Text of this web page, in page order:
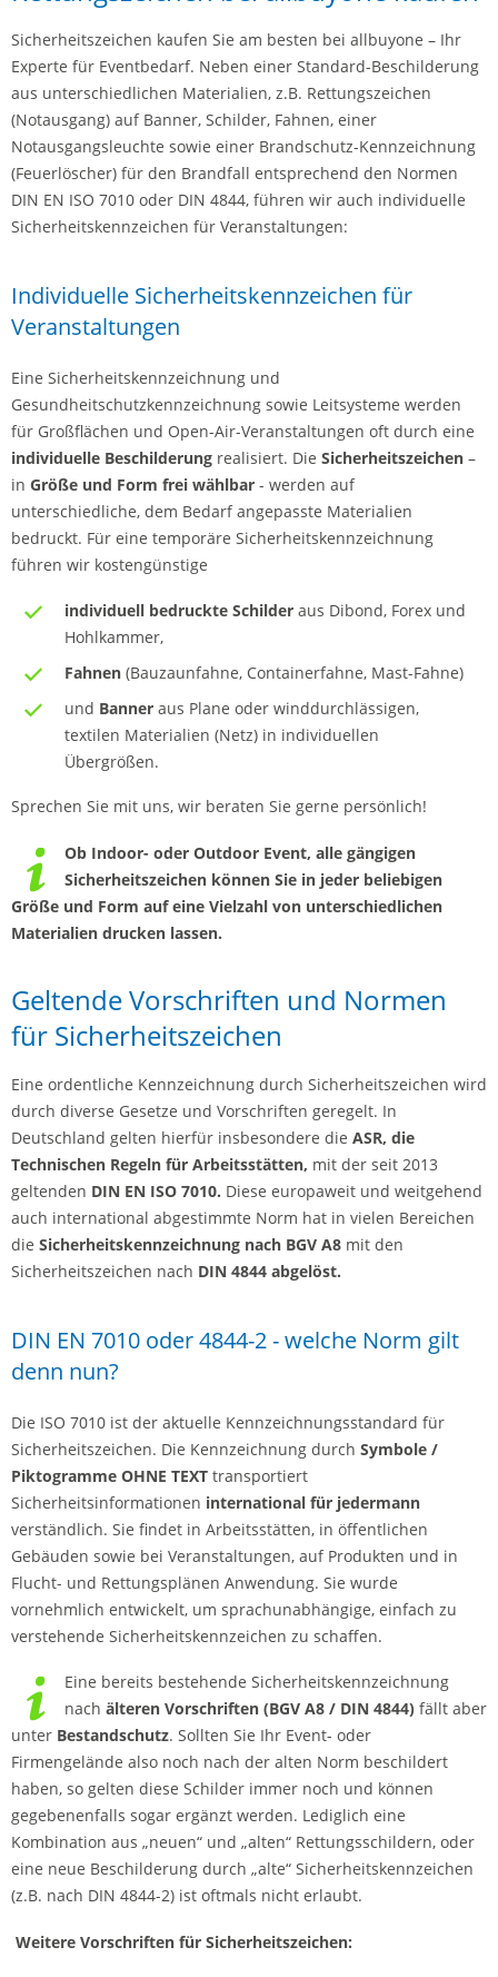
Sicherheitszeichen kaufen Sie am besten bei allbuyone – Ihr
Experte für Eventbedarf. Neben einer Standard-Beschilderung
aus unterschiedlichen Materialien, z.B. Rettungszeichen
(Notausgang) auf Banner, Schilder, Fahnen, einer
Notausgangsleuchte sowie einer Brandschutz-Kennzeichnung
(Feuerlöscher) für den Brandfall entsprechend den Normen
DIN EN ISO 7010 oder DIN 4844, führen wir auch individuelle
Sicherheitskennzeichen für Veranstaltungen:
Individuelle Sicherheitskennzeichen für
Veranstaltungen
Eine Sicherheitskennzeichnung und
Gesundheitschutzkennzeichnung sowie Leitsysteme werden
für Großflächen und Open-Air-Veranstaltungen oft durch eine
individuelle Beschilderung realisiert. Die Sicherheitszeichen –
in Größe und Form frei wählbar - werden auf
unterschiedliche, dem Bedarf angepasste Materialien
bedruckt. Für eine temporäre Sicherheitskennzeichnung
führen wir kostengünstige
individuell bedruckte Schilder aus Dibond, Forex und
Hohlkammer,
Fahnen (Bauzaunfahne, Containerfahne, Mast-Fahne)
und Banner aus Plane oder winddurchlässigen,
textilen Materialien (Netz) in individuellen
Übergrößen.
Sprechen Sie mit uns, wir beraten Sie gerne persönlich!
Ob Indoor- oder Outdoor Event, alle gängigen
Sicherheitszeichen können Sie in jeder beliebigen
Größe und Form auf eine Vielzahl von unterschiedlichen
Materialien drucken lassen.
Geltende Vorschriften und Normen
für Sicherheitszeichen
Eine ordentliche Kennzeichnung durch Sicherheitszeichen wird
durch diverse Gesetze und Vorschriften geregelt. In
Deutschland gelten hierfür insbesondere die ASR, die
Technischen Regeln für Arbeitsstätten, mit der seit 2013
geltenden DIN EN ISO 7010. Diese europaweit und weitgehend
auch international abgestimmte Norm hat in vielen Bereichen
die Sicherheitskennzeichnung nach BGV A8 mit den
Sicherheitszeichen nach DIN 4844 abgelöst.
DIN EN 7010 oder 4844-2 - welche Norm gilt
denn nun?
Die ISO 7010 ist der aktuelle Kennzeichnungsstandard für
Sicherheitszeichen. Die Kennzeichnung durch Symbole /
Piktogramme OHNE TEXT transportiert
Sicherheitsinformationen international für jedermann
verständlich. Sie findet in Arbeitsstätten, in öffentlichen
Gebäuden sowie bei Veranstaltungen, auf Produkten und in
Flucht- und Rettungsplänen Anwendung. Sie wurde
vornehmlich entwickelt, um sprachunabhängige, einfach zu
verstehende Sicherheitskennzeichen zu schaffen.
Eine bereits bestehende Sicherheitskennzeichnung
nach älteren Vorschriften (BGV A8 / DIN 4844) fällt aber
unter Bestandschutz. Sollten Sie Ihr Event- oder
Firmengelände also noch nach der alten Norm beschildert
haben, so gelten diese Schilder immer noch und können
gegebenenfalls sogar ergänzt werden. Lediglich eine
Kombination aus „neuen“ und „alten“ Rettungsschildern, oder
eine neue Beschilderung durch „alte“ Sicherheitskennzeichen
(z.B. nach DIN 4844-2) ist oftmals nicht erlaubt.
Weitere Vorschriften für Sicherheitszeichen: